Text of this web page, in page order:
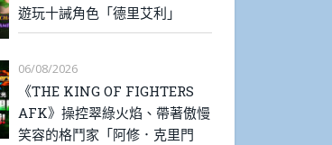
遊玩十誡角色「德里艾利」
06/08/2026
《THE KING OF FIGHTERS
AFK》操控翠綠火焰、帶著傲慢
笑容的格鬥家「阿修．克里門